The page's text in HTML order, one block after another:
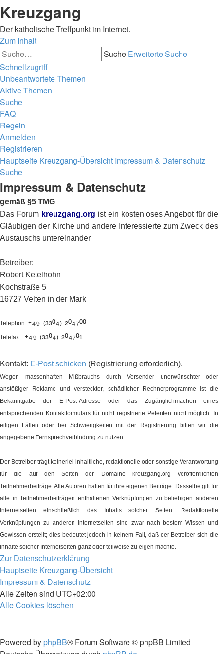
Kreuzgang
Der katholische Treffpunkt im Internet.
Zum Inhalt
Suche Erweiterte Suche
Schnellzugriff
Unbeantwortete Themen
Aktive Themen
Suche
FAQ
Regeln
Anmelden
Registrieren
Hauptseite Kreuzgang-Übersicht Impressum & Datenschutz
Suche
Impressum & Datenschutz
gemäß §5 TMG
Das Forum kreuzgang.org ist ein kostenloses Angebot für die
Gläubigen der Kirche und andere Interessierte zum Zweck des
Austauschs untereinander.
Betreiber:
Robert Ketelhohn
Kochstraße 5
16727 Velten in der Mark
Telephon: ⁺⁴⁹ (³³⁰⁴) ²⁰⁴⁷⁰⁰
Telefax: ⁺⁴⁹ (³³⁰⁴) ²⁰⁴⁷⁰¹
Kontakt: E-Post schicken (Registrierung erforderlich).
Wegen massenhaften Mißbrauchs durch Versender unerwünschter oder
anstößiger Reklame und versteckter, schädlicher Rechnerprogramme ist die
Bekanntgabe der E-Post-Adresse oder das Zugänglichmachen eines
entsprechenden Kontaktformulars für nicht registrierte Petenten nicht möglich. In
eiligen Fällen oder bei Schwierigkeiten mit der Registrierung bitten wir die
angegebene Fernsprechverbindung zu nutzen.
Der Betreiber trägt keinerlei inhaltliche, redaktionelle oder sonstige Verantwortung
für die auf den Seiten der Domaine kreuzgang.org veröffentlichten
Teilnehmerbeiträge. Alle Autoren haften für ihre eigenen Beiträge. Dasselbe gilt für
alle in Teilnehmerbeiträgen enthaltenen Verknüpfungen zu beliebigen anderen
Internetseiten einschließlich des Inhalts solcher Seiten. Redaktionelle
Verknüpfungen zu anderen Internetseiten sind zwar nach bestem Wissen und
Gewissen erstellt; dies bedeutet jedoch in keinem Fall, daß der Betreiber sich die
Inhalte solcher Internetseiten ganz oder teilweise zu eigen machte.
Zur Datenschutzerklärung
Hauptseite Kreuzgang-Übersicht
Impressum & Datenschutz
Alle Zeiten sind UTC+02:00
Alle Cookies löschen
Powered by phpBB® Forum Software © phpBB Limited